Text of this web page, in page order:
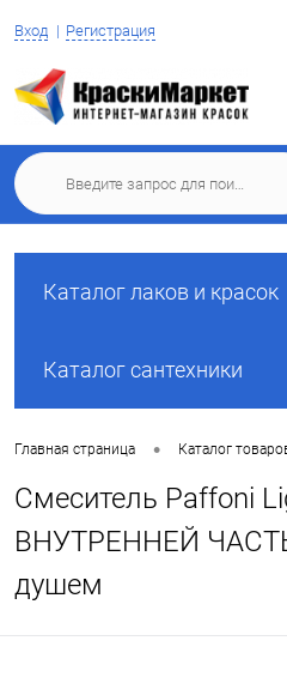
Вход Регистрация
Каталог лаков и красок
Каталог сантехники
Главная страница • Каталог
Смеситель Paffoni
ВНУТРЕННЕЙ
душем